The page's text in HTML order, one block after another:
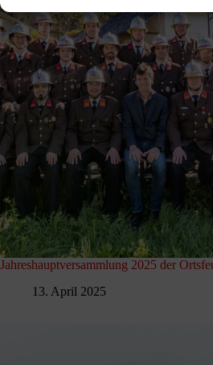
Jahreshauptversammlung 2025 der
13. April 2025